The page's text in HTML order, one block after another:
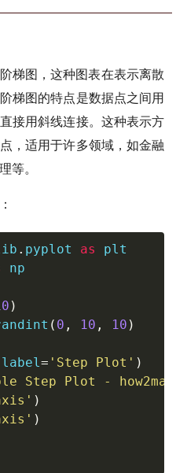
梯图，这种图表在表示离散
梯图的特点是数据点之间用
接用斜线连接。这种表示方
，适用于许多领域，如金融
等。
. pyplot as
np
)
( 0 , 10 , 10 )
label= 'Step Plot' )
Step Plot -
)
)